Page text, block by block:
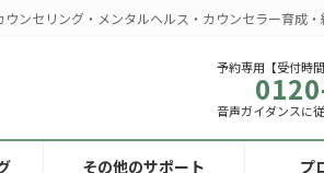
ンセリング・メンタルヘルス・カウンセラー育成
予約専用【受付時
音声ガイダンスに
その他のサポート プ